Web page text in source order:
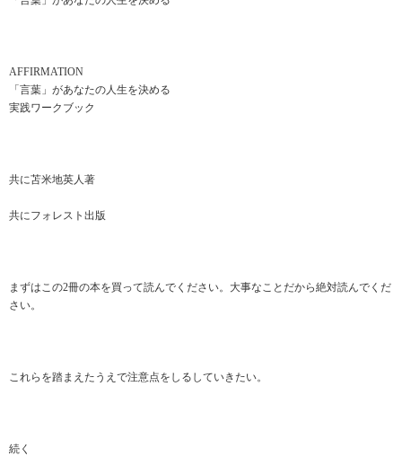
AFFIRMATION
「言葉」があなたの人生を決める
実践ワークブック
共に苫米地英人著
共にフォレスト出版
まずはこの2冊の本を買って読んでください。大事なことだから絶対読んでくだ
さい。
これらを踏まえたうえで注意点をしるしていきたい。
続く